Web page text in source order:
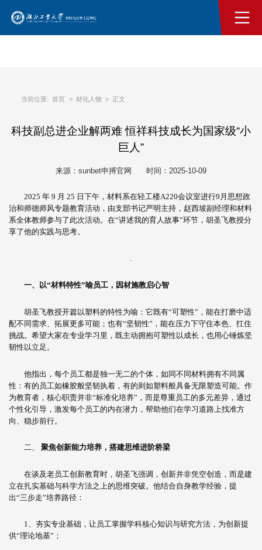
sunbet·申搏(中国区)官方网站-Licensed by
当前位置: 首页 > 材化人物 > 正文
科技副总进企业解两难 恒祥科技成长为国家级“小
巨人”
来源：sunbet申搏官网 时间：2025-10-09
2025 年 9 月 25 日下午，材料系在轻工楼A220会议室进行9月思想政
治和师德师风专题教育活动，由支部书记严明主持，赵西坡副经理和材料
系全体教师参与了此次活动。在“讲述我的育人故事”环节，胡圣飞教授分
享了他的实践与思考。
一、 以“材料特性”喻员工，因材施教启心智
胡圣飞教授开篇以塑料的特性为喻：它既有“可塑性”，能在打磨中适
配不同需求、拓展更多可能；也有“坚韧性”，能在压力下守住本色、扛住
挑战。希望大家在专业学习里，既主动拥抱可塑性以成长，也用心锤炼坚
韧性以立足。
他指出，每个员工都是独一无二的个体，如同不同材料拥有不同属
性：有的员工如橡胶般坚韧执着，有的则如塑料般具备无限塑造可能。作
为教育者，核心职责并非“标准化培养”，而是尊重员工的多元差异，通过
个性化引导，激发每个员工的内在潜力，帮助他们在学习道路上找准方
向、稳步前行。
二、 聚焦创新能力培养，搭建思维进阶桥梁
在谈及老员工创新教育时，胡圣飞强调，创新并非凭空创造，而是建
立在扎实基础与科学方法之上的思维突破。他结合自身教学经验，提
出“三步走”培养路径：
1、夯实专业基础，让员工掌握学科核心知识与研究方法，为创新提
供“理论地基”；